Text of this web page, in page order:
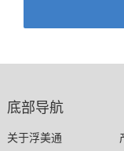
底部导航
关于浮美通